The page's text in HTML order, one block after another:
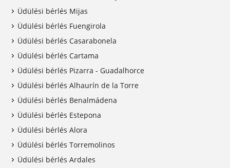
Üdülési bérlés Mijas
Üdülési bérlés Fuengirola
Üdülési bérlés Casarabonela
Üdülési bérlés Cartama
Üdülési bérlés Pizarra - Guadalhorce
Üdülési bérlés Alhaurín de la Torre
Üdülési bérlés Benalmádena
Üdülési bérlés Estepona
Üdülési bérlés Alora
Üdülési bérlés Torremolinos
Üdülési bérlés Ardales